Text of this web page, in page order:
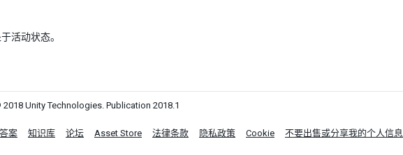
活动状态。
Unity Technologies. Publication 2018.1
案 知识库 论坛 Asset Store 法律条款 隐私政策 Cookie 不要出售或分享我的个人信息